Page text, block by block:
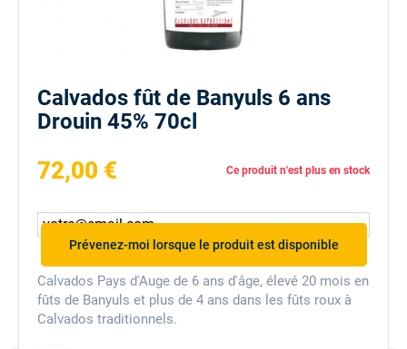
Calvados fût de Banyuls 6 ans
Drouin 45% 70cl
Calvados Pays d'Auge de 6 ans d'âge, élevé 20 mois en
fûts de Banyuls et plus de 4 ans dans les fûts roux à
Calvados traditionnels.
72,00 € Ce produit n'est plus en stock
Prévenez-moi lorsque le produit est disponible